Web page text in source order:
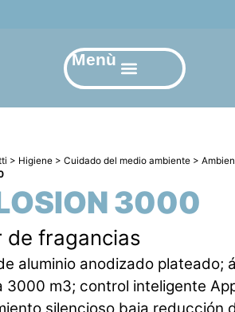
Menù
> Higiene >Cuidado del medio ambiente >
3000
de fragancias
aluminio anodizado plateado;
3000 m3; control inteligente